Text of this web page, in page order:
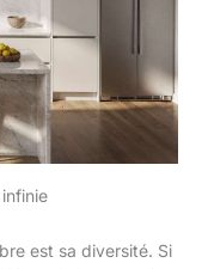
est sa diversité. Si